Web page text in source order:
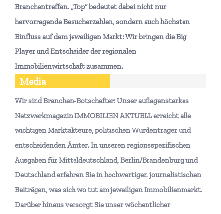
Branchentreffen. „Top“ bedeutet dabei nicht nur
hervorragende Besucherzahlen, sondern auch höchsten
Einfluss auf dem jeweiligen Markt: Wir bringen die Big
Player und Entscheider der regionalen
Immobilienwirtschaft zusammen.
Media
Wir sind Branchen-Botschafter: Unser auflagenstarkes
Netzwerkmagazin IMMOBILIEN AKTUELL erreicht alle
wichtigen Marktakteure, politischen Würdenträger und
entscheidenden Ämter. In unseren regionsspezifischen
Ausgaben für Mitteldeutschland, Berlin/Brandenburg und
Deutschland erfahren Sie in hochwertigen journalistischen
Beiträgen, was sich wo tut am jeweiligen Immobilienmarkt.
Darüber hinaus versorgt Sie unser wöchentlicher